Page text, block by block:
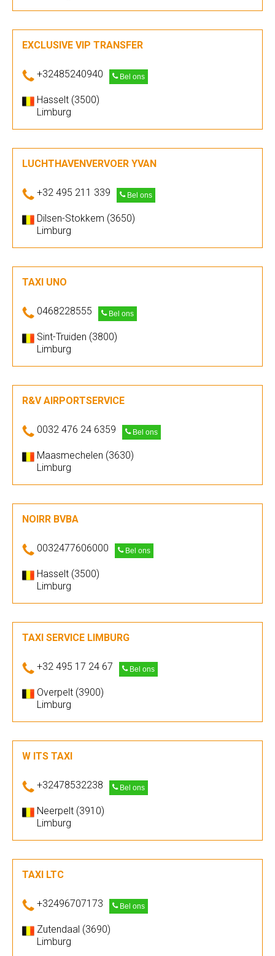
EXCLUSIVE VIP TRANSFER
+32485240940 Bel ons
Hasselt (3500)
Limburg
LUCHTHAVENVERVOER YVAN
+32 495 211 339 Bel ons
Dilsen-Stokkem (3650)
Limburg
TAXI UNO
0468228555 Bel ons
Sint-Truiden (3800)
Limburg
R&V AIRPORTSERVICE
0032 476 24 6359 Bel ons
Maasmechelen (3630)
Limburg
NOIRR BVBA
0032477606000 Bel ons
Hasselt (3500)
Limburg
TAXI SERVICE LIMBURG
+32 495 17 24 67 Bel ons
Overpelt (3900)
Limburg
W ITS TAXI
+32478532238 Bel ons
Neerpelt (3910)
Limburg
TAXI LTC
+32496707173 Bel ons
Zutendaal (3690)
Limburg